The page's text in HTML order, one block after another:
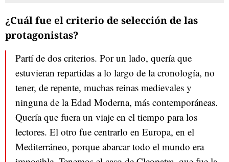
¿Cuál fue el criterio de selección de las
protagonistas?
Partí de dos criterios. Por un lado, quería que
estuvieran repartidas a lo largo de la cronología, no
tener, de repente, muchas reinas medievales y
ninguna de la Edad Moderna, más contemporáneas.
Quería que fuera un viaje en el tiempo para los
lectores. El otro fue centrarlo en Europa, en el
Mediterráneo, porque abarcar todo el mundo era